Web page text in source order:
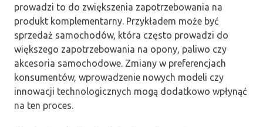
prowadzi to do zwiększenia zapotrzebowania na
produkt komplementarny. Przykładem może być
sprzedaż samochodów, która często prowadzi do
większego zapotrzebowania na opony, paliwo czy
akcesoria samochodowe. Zmiany w preferencjach
konsumentów, wprowadzenie nowych modeli czy
innowacji technologicznych mogą dodatkowo wpłynąć
na ten proces.